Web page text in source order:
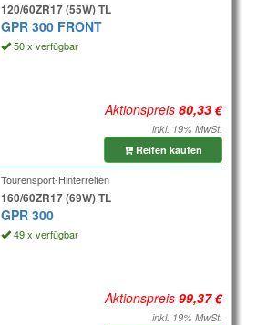
120/60ZR17 (55W) TL
GPR 300 FRONT
50 x verfügbar
Aktionspreis
inkl. 19% MwSt.
Reifen kaufen
Tourensport-Hinterreifen
160/60ZR17 (69W) TL
GPR 300
49 x verfügbar
Aktionspreis
inkl. 19% MwSt.